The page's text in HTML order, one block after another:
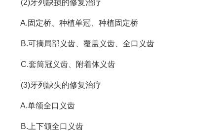
(2)牙列缺损的修复治疗
A.固定桥、种植单冠、种植固定桥
B.可摘局部义齿、覆盖义齿、全口义齿
C.套筒冠义齿、附着体义齿
(3)牙列缺失的修复治疗
A.单颌全口义齿
B.上下颌全口义齿